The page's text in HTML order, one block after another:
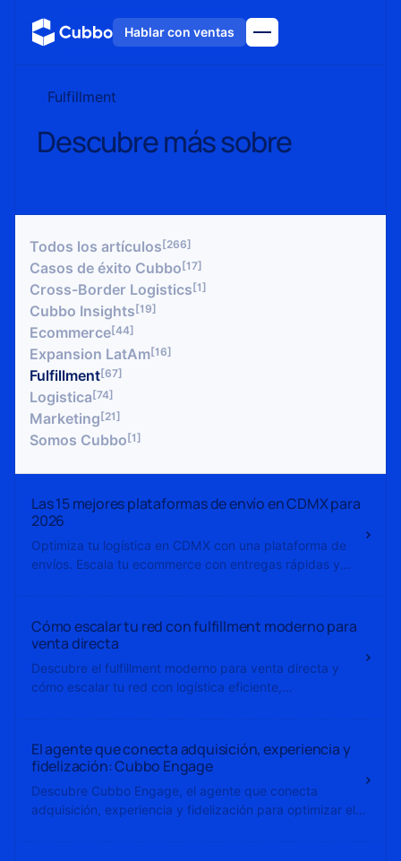
Hablar con ventas
Fulfillment
Descubre más sobre
Todos los artículos [266]
Casos de éxito Cubbo [17]
Cross-Border Logistics [1]
Cubbo Insights [19]
Ecommerce [44]
Expansion LatAm [16]
Fulfillment [67]
Logistica [74]
Marketing [21]
Somos Cubbo [1]
Las 15 mejores plataformas de envío en CDMX para
2026
Optimiza tu logística en CDMX con una plataforma de
envíos. Escala tu ecommerce con entregas rápidas y
Cómo escalar tu red con fulfillment moderno para
venta directa
Descubre el fulfillment moderno para venta directa y
cómo escalar tu red con logística eficiente,
El agente que conecta adquisición, experiencia y
fidelización: Cubbo Engage
Descubre Cubbo Engage, el agente que conecta
adquisición, experiencia y fidelización para optimizar el